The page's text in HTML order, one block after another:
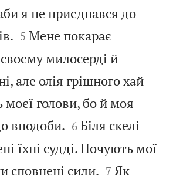
я не приєднався до


5 Мене покарає
милосерді й
але олія грішного хай
моєї голови, бо й моя
вподоби. 

6 Біля скелі
їхні судді. Почують мої
сповнені сили. 

7 Як